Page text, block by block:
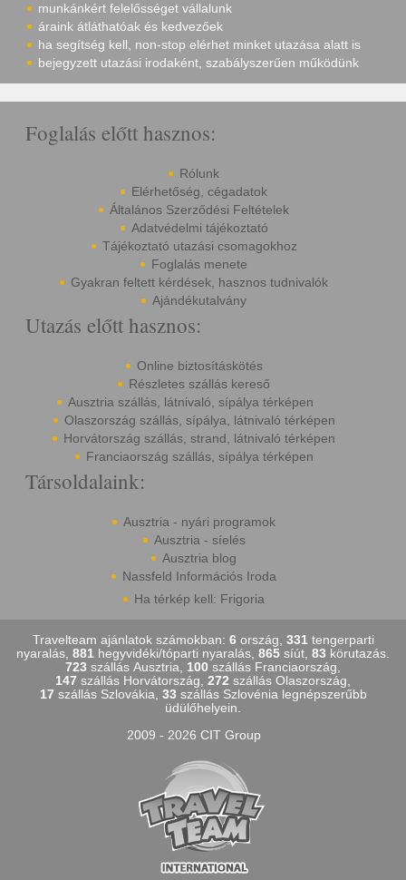
munkánkért felelősséget vállalunk
áraink átláthatóak és kedvezőek
ha segítség kell, non-stop elérhet minket utazása alatt is
bejegyzett utazási irodaként, szabályszerűen működünk
Foglalás előtt hasznos:
Rólunk
Elérhetőség, cégadatok
Általános Szerződési Feltételek
Adatvédelmi tájékoztató
Tájékoztató utazási csomagokhoz
Foglalás menete
Gyakran feltett kérdések, hasznos tudnivalók
Ajándékutalvány
Utazás előtt hasznos:
Online biztosításkötés
Részletes szállás kereső
Ausztria szállás, látnivaló, sípálya térképen
Olaszország szállás, sípálya, látnivaló térképen
Horvátország szállás, strand, látnivaló térképen
Franciaország szállás, sípálya térképen
Társoldalaink:
Ausztria - nyári programok
Ausztria - síelés
Ausztria blog
Nassfeld Információs Iroda
Ha térkép kell: Frigoria
Travelteam ajánlatok számokban: 6ország, 331tengerparti
nyaralás, 881 hegyvidéki/tóparti nyaralás, 865 síút, 83 körutazás.
723 szállás Ausztria, 100 szállás Franciaország,
147 szállás Horvátország, 272 szállás Olaszország,
17 szállás Szlovákia, 33 szállás Szlovénia legnépszerűbb
üdülőhelyein.
2009 - 2026 CIT Group